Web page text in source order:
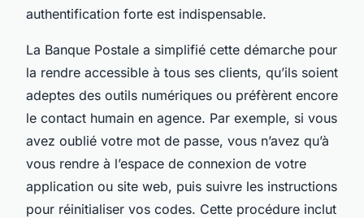
authentification forte est indispensable.
La Banque Postale a simplifié cette démarche pour
la rendre accessible à tous ses clients, qu’ils soient
adeptes des outils numériques ou préfèrent encore
le contact humain en agence. Par exemple, si vous
avez oublié votre mot de passe, vous n’avez qu’à
vous rendre à l’espace de connexion de votre
application ou site web, puis suivre les instructions
pour réinitialiser vos codes. Cette procédure inclut